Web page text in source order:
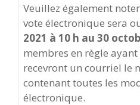
Veuillez également
vote électronique sera
2021 à 10 h au 30
membres en règle
recevront un courriel le
contenant toutes les
électronique.